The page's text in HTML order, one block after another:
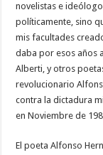
novelistas e
políticamente, sino
mis facultades
daba por esos años
Alberti, y otros
revolucionario
contra la dictadura
en Noviembre de
El poeta Alfonso